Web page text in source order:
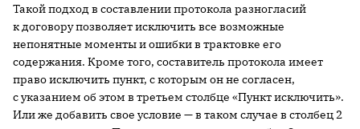
Такой подход в составлении протокола разногласий
к договору позволяет исключить все возможные
непонятные моменты и ошибки в трактовке его
содержания. Кроме того, составитель протокола имеет
право исключить пункт, с которым он не согласен,
с указанием об этом в третьем столбце «Пункт исключить».
Или же добавить свое условие — в таком случае в столбец 2